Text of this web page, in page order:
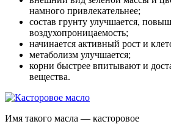
намного привлекательнее;
состав грунту улучшается,
воздухопроницаемость;
начинается активный рост и
метаболизм улучшается;
корни быстрее впитывают и
вещества.
Имя такого масла — касторовое